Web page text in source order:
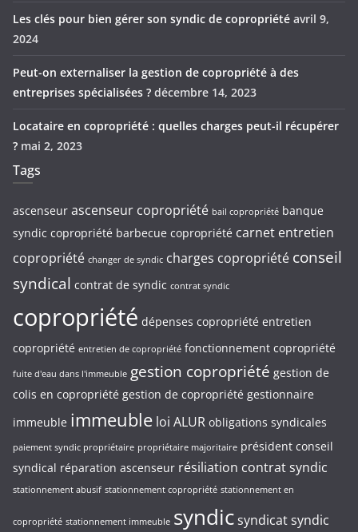
Les clés pour bien gérer son syndic de copropriété avril 9,
2024
Peut-on externaliser la gestion de copropriété à des
entreprises spécialisées ? décembre 14, 2023
Locataire en copropriété : quelles charges peut-il récupérer
? mai 2, 2023
Tags
ascenseur ascenseur copropriété bail copropriété banque
syndic copropriété barbecue copropriété carnet entretien
copropriété changer de syndic charges copropriété conseil
syndical contrat de syndic contrat syndic
copropriété dépenses copropriété entretien
copropriété entretien de copropriété fonctionnement copropriété
fuite d'eau dans l'immeuble gestion copropriété gestion de
colis en copropriété gestion de copropriété gestionnaire
immeuble immeuble loi ALUR obligations syndicales
paiement syndic propriétaire propriétaire majoritaire président conseil
syndical réparation ascenseur résiliation contrat syndic
stationnement abusif stationnement copropriété stationnement en
copropriété stationnement immeuble syndicsyndicatsyndic